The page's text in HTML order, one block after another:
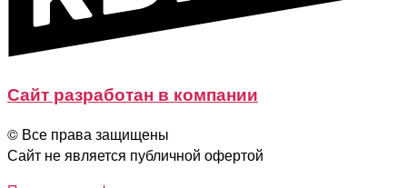
Сайт разработан в компании
© Все права защищены
Сайт не является публичной офертой